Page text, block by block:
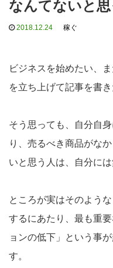
なんてないと
2018.12.24 稼ぐ
ビジネスを始めたい、
を立ち上げて記事を書き
そう思っても、自分自
り、売るべき商品がな
いと思う人は、自分に
ところが実はそのよう
するにあたり、最も重
ョンの低下」という事
す。